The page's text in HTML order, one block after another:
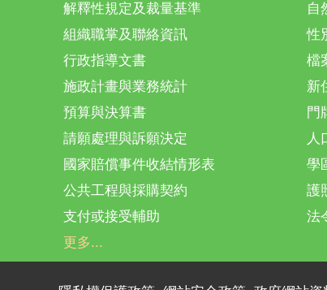
解釋性規定及裁量基準
組織職掌及聯絡資訊
行政指導文書
施政計畫與業務統計
預算與決算書
請願處理與訴願決定
國家賠償事件收結情形表
公共工程與採購契約
支付或接受輔助
更多...
自
性
檔
新
門
人
學
護
法